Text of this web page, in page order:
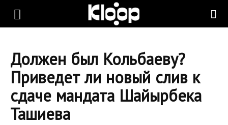
KLOOP.KG
Новости
Должен был Кольбаеву?
Приведет ли новый слив к
сдаче мандата Шайырбека
Ташиева